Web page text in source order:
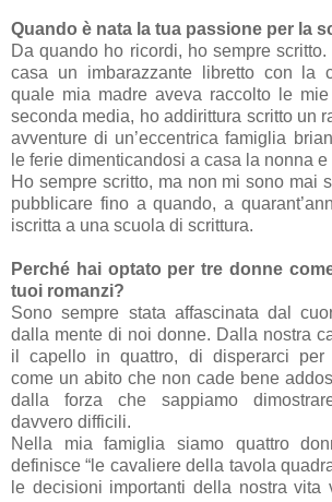
Quando è nata la tua passione per la
Da quando ho ricordi, ho sempre
casa un imbarazzante libretto con la
quale mia madre aveva raccolto le
seconda media, ho addirittura scritto un
avventure di un’eccentrica famiglia
le ferie dimenticandosi a casa la nonna e
Ho sempre scritto, ma non mi sono mai
pubblicare fino a quando, a
iscritta a una scuola di scrittura.
Perché hai optato per tre donne
tuoi romanzi?
Sono sempre stata affascinata dal
dalla mente di noi donne. Dalla nostra
il capello in quattro, di disperarci per
come un abito che non cade bene
dalla forza che sappiamo
davvero difficili.
Nella mia famiglia siamo quattro
definisce “le cavaliere della tavola
le decisioni importanti della nostra vita